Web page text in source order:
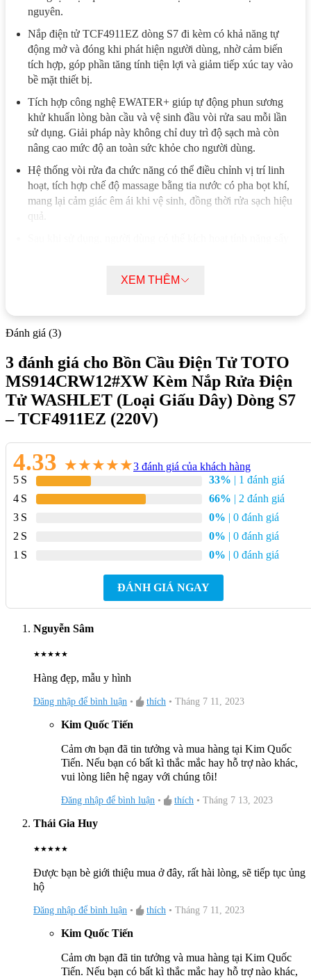
nguyên.
Nắp điện tử TCF4911EZ dòng S7 đi kèm có khả năng tự
động mở và đóng khi phát hiện người dùng, nhờ cảm biến
tích hợp, góp phần tăng tính tiện lợi và giảm tiếp xúc tay vào
bề mặt thiết bị.
Tích hợp công nghệ EWATER+ giúp tự động phun sương
khử khuẩn lòng bàn cầu và vệ sinh đầu vòi rửa sau mỗi lần
sử dụng. Giải pháp này không chỉ duy trì độ sạch mà còn
nâng cao mức độ an toàn sức khỏe cho người dùng.
Hệ thống vòi rửa đa chức năng có thể điều chỉnh vị trí linh
hoạt, tích hợp chế độ massage bằng tia nước có pha bọt khí,
mang lại cảm giác êm ái khi vệ sinh, đồng thời rửa sạch hiệu
quả.
Danh mục:
Bồn cầu
TOTO
Thương hiệu:
XEM THÊM
Đánh giá (3)
3 đánh giá cho Bồn Cầu Điện Tử TOTO
MS914CRW12#XW Kèm Nắp Rửa Điện
Tử WASHLET (Loại Giấu Dây) Dòng S7
– TCF4911EZ (220V)
4.33 ★★★★★3 đánh giá của khách hàng
5
33% | 1 đánh giá
4
66% | 2 đánh giá
3
0% | 0 đánh giá
2
0% | 0 đánh giá
1
0% | 0 đánh giá
ĐÁNH GIÁ NGAY
Nguyễn Sâm
★★★★★
Hàng đẹp, mẫu y hình
Đăng nhập để bình luận • thích • Tháng 7 11, 2023
Kim Quốc Tiến
Cảm ơn bạn đã tin tưởng và mua hàng tại Kim Quốc
Tiến. Nếu bạn có bất kì thắc mắc hay hỗ trợ nào khác,
vui lòng liên hệ ngay với chúng tôi!
Đăng nhập để bình luận • thích • Tháng 7 13, 2023
Thái Gia Huy
★★★★★
Được bạn bè giới thiệu mua ở đây, rất hài lòng, sẽ tiếp tục ủng
hộ
Đăng nhập để bình luận • thích • Tháng 7 11, 2023
Kim Quốc Tiến
Cảm ơn bạn đã tin tưởng và mua hàng tại Kim Quốc
Tiến. Nếu bạn có bất kì thắc mắc hay hỗ trợ nào khác,